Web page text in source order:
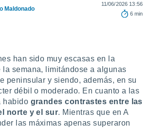
Maldonado
11/06/2026 13:56
6 min
han sido muy escasas en la
la semana, limitándose a algunas
peninsular y siendo, además, en su
débil o moderado. En cuanto a las
habido grandes contrastes entre las
norte y el sur. Mientras que en A
las máximas apenas superaron